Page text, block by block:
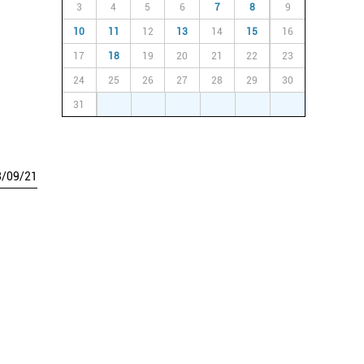
/09/21
3 4 5 6 7 8 9
10 11 12 13 14 15 16
17 18 19 20 21 22 23
24 25 26 27 28 29 30
31